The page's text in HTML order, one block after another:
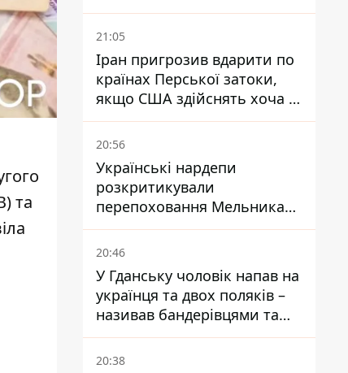
та
Буковині отримали підозри
за фейкові звіти
21:05
Іран пригрозив вдарити по
країнах Перської затоки,
якщо США здійснять хоча б
одну атаку - Reuters
20:56
Українські нардепи
розкритикували
перепоховання Мельника
через ризик дипломатичної
ізоляції
20:46
У Гданську чоловік напав на
українця та двох поляків –
називав бандерівцями та
поводився агресивно
20:38